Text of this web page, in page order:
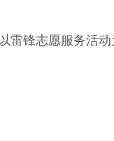
锋志愿服务活